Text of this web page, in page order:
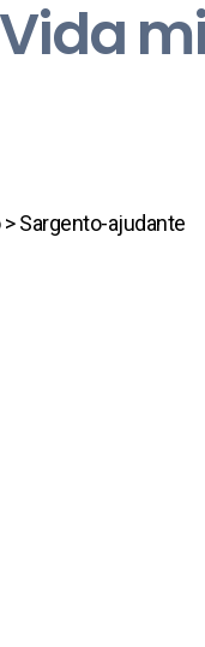
Vida
> Sargento-ajudante